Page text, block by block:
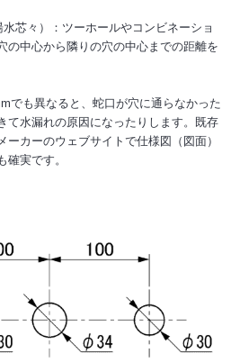
芯々）：ツーホールやコンビネーショ
の中心から隣りの穴の中心までの距離を
でも異なると、蛇口が穴に通らなかった
て水漏れの原因になったりします。既存
ーカーのウェブサイトで仕様図（図面）
確実です。